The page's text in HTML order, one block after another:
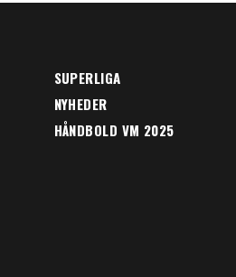
SUPERLIGA
NYHEDER
HÅNDBOLD VM 2025